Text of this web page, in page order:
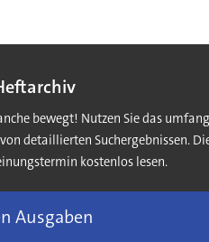
bewegt! Nutzen Sie das
detaillierten Suchergebnissen.
kostenlos lesen.
Ausgaben